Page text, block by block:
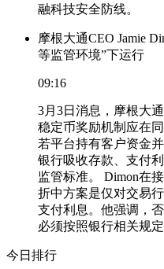
融科技安全防线。
摩根大通CEO Jamie
等监管环境”下运行
09:16
3月3日消息，摩根大
稳定币奖励机制应在
若平台持有客户资金
银行吸收存款、支付
监管标准。 Dimon在
折中方案是仅对交易
支付利息。他强调，
必须按照银行相关规定
今日排行